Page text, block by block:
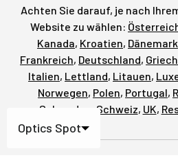
Achten Sie darauf, je nach
Website zu wählen:
Kanada, Kroatien, Dänemark
Frankreich, Deutschland,
Italien, Lettland, Litauen,
Norwegen, Polen, Portugal,
Schweden
Schweiz, UK,
Optics Spot